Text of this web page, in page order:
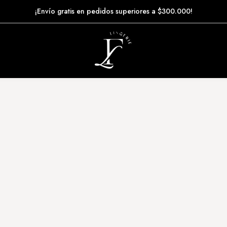
¡Envío gratis en pedidos superiores a $300.000!